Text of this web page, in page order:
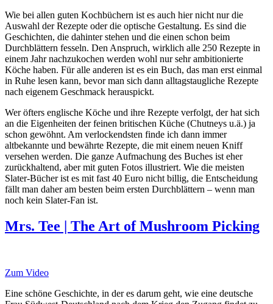
Wie bei allen guten Kochbüchern ist es auch hier nicht nur die
Auswahl der Rezepte oder die optische Gestaltung. Es sind die
Geschichten, die dahinter stehen und die einen schon beim
Durchblättern fesseln. Den Anspruch, wirklich alle 250 Rezepte in
einem Jahr nachzukochen werden wohl nur sehr ambitionierte
Köche haben. Für alle anderen ist es ein Buch, das man erst einmal
in Ruhe lesen kann, bevor man sich dann alltagstaugliche Rezepte
nach eigenem Geschmack herauspickt.
Wer öfters englische Köche und ihre Rezepte verfolgt, der hat sich
an die Eigenheiten der feinen britischen Küche (Chutneys u.ä.) ja
schon gewöhnt. Am verlockendsten finde ich dann immer
altbekannte und bewährte Rezepte, die mit einem neuen Kniff
versehen werden. Die ganze Aufmachung des Buches ist eher
zurückhaltend, aber mit guten Fotos illustriert. Wie die meisten
Slater-Bücher ist es mit fast 40 Euro nicht billig, die Entscheidung
fällt man daher am besten beim ersten Durchblättern – wenn man
noch kein Slater-Fan ist.
Mrs. Tee | The Art of Mushroom Picking
Zum Video
Eine schöne Geschichte, in der es darum geht, wie eine deutsche